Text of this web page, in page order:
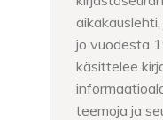
jo vuodesta
käsittelee
teemoja ja